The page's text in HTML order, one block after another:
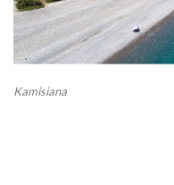
Kamisiana